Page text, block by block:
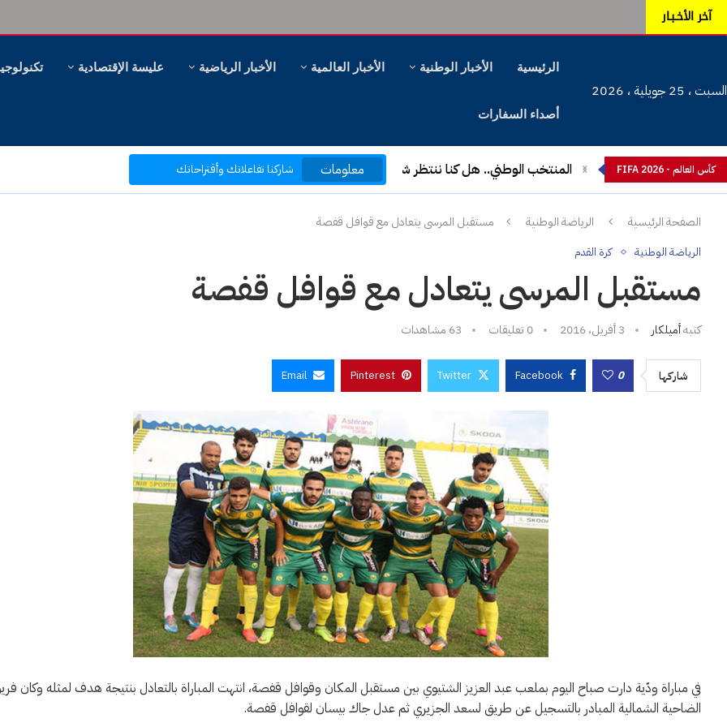
آخر الأخـبـار
السبت ، 25 جويلية ، 2026
الرئيسية الأخبار الوطنية الأخبار العالمية الأخبار الرياضية عليسة الإقتصادية
أصداء السفارات
كأس العالم - FIFA 2026 المنتخب الوطني.. هل كنا ننتظر شيئا آخر، وهل سنظل ننظر؟
معلومات
شاركنا تفاعلاتك وأقتراحاتك
بكم نرتقي إلى ما هو أفضل
الصفحة الرئيسية الرياضة الوطنية مستقبل المرسى يتعادل مع قوافل قفصة
الرياضة الوطنية كرة القدم
مستقبل المرسى يتعادل مع قوافل قفصة
كتبهأميلكار 3 أفريل، 2016 0 تعليقات 63 مشاهدات
شاركها 0
Facebook
Twitter
Pinterest
Email
في مباراة ودّية دارت صباح اليوم بملعب عبد العزيز الشتيوي بين مستقبل المكان وقوافل قفصة، انتهت المباراة بالتعادل بنتيجة هدف لمثله وكان
الضاحية الشمالية المبادر بالتسجيل عن طريق لسعد الجزيري ثم عدل جاك بيسان لقوافل قفصة.